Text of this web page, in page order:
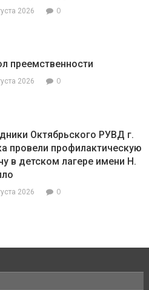
2026 0
преемственности
2026 0
Октябрьского РУВД г.
провели профилактическую
в детском лагере имени Н.
2026 0